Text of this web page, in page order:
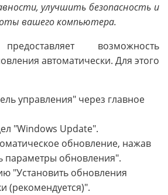
улучшить безопасность и
вашего компьютера.
возможность
автоматически. Для этого
управления" через главное
"Windows Update".
обновление, нажав
параметры обновления".
"Установить обновления
(рекомендуется)".